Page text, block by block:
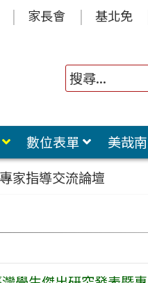
家長會 基北免
數位表單 美哉
家指導交流論壇